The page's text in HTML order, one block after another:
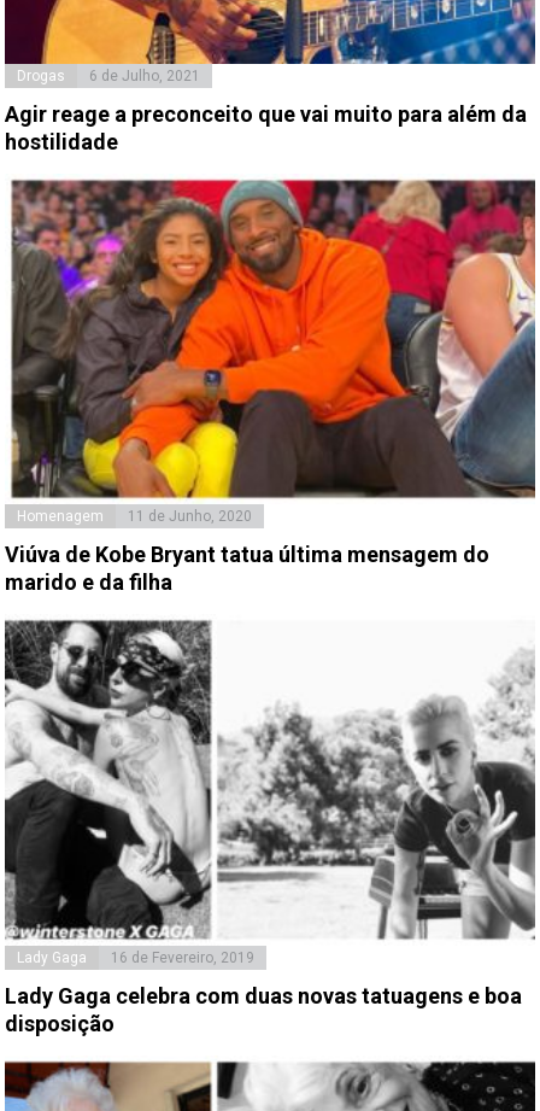
Drogas 6 de Julho, 2021
Agir reage a preconceito que vai muito para além da
hostilidade
Homenagem 11 de Junho, 2020
Viúva de Kobe Bryant tatua última mensagem do
marido e da filha
Lady Gaga 16 de Fevereiro, 2019
Lady Gaga celebra com duas novas tatuagens e boa
disposição